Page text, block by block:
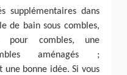
supplémentaires dans
de bain sous combles,
pour combles, une
aménagés ;
une bonne idée. Si vous